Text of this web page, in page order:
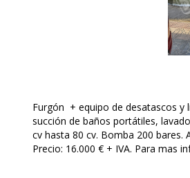
Furgón + equipo de desatascos y
succión de baños portátiles,
cv hasta 80 cv. Bomba 200 bares.
Precio: 16.000 € + IVA. Para mas